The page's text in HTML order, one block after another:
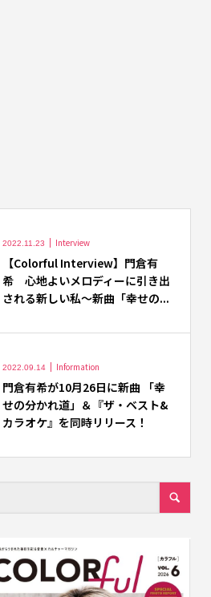
2022.11.23 Interview
【Colorful Interview】門倉有
希 心地よいメロディーに引き出
される新しい私〜新曲「幸せの...
2022.09.14 Information
門倉有希が10月26日に新曲 「幸
せの分かれ道」＆『ザ・ベスト&
カラオケ』を同時リリース！